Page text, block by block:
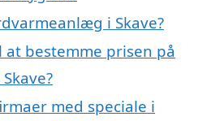
i Skave?
at bestemme prisen på
med speciale i